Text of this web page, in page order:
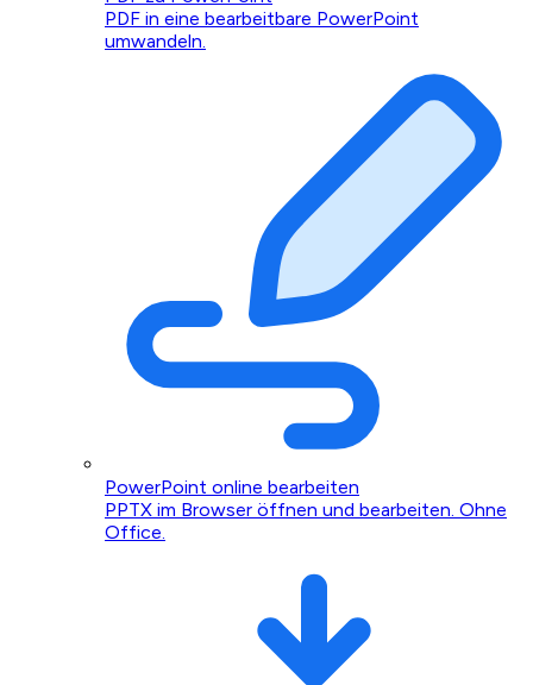
PDF in eine bearbeitbare PowerPoint
umwandeln.
PowerPoint online bearbeiten
PPTX im Browser öffnen und bearbeiten. Ohne
Office.